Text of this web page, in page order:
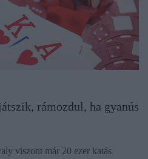
rámozdul, ha gyanús
viszont már 20 ezer katás